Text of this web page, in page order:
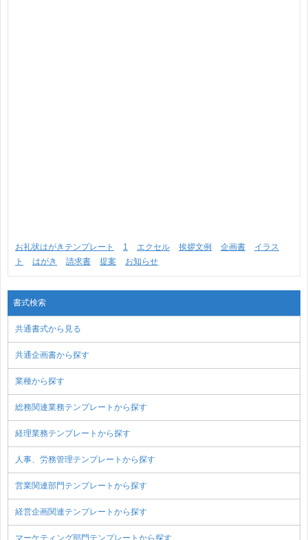
お礼状はがきテンプレート 1 エクセル 挨拶文例 企画書
イラス
ト
はがき 請求書 提案 お知らせ
書式検索
共通書式から見る
共通企画書から探す
業種から探す
総務関連業務テンプレートから探す
経理業務テンプレートから探す
人事、労務管理テンプレートから探す
営業関連部門テンプレートから探す
経営企画関連テンプレートから探す